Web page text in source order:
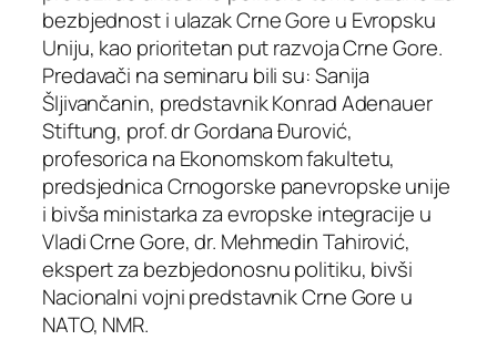
bezbjednost i ulazak Crne Gore u Evropsku
Uniju, kao prioritetan put razvoja Crne Gore.
Predavači na seminaru bili su: Sanija
Šljivančanin, predstavnik Konrad Adenauer
Stiftung, prof. dr Gordana Đurović,
profesorica na Ekonomskom fakultetu,
predsjednica Crnogorske panevropske unije
i bivša ministarka za evropske integracije u
Vladi Crne Gore, dr. Mehmedin Tahirović,
ekspert za bezbjedonosnu politiku, bivši
Nacionalni vojni predstavnik Crne Gore u
NATO, NMR.